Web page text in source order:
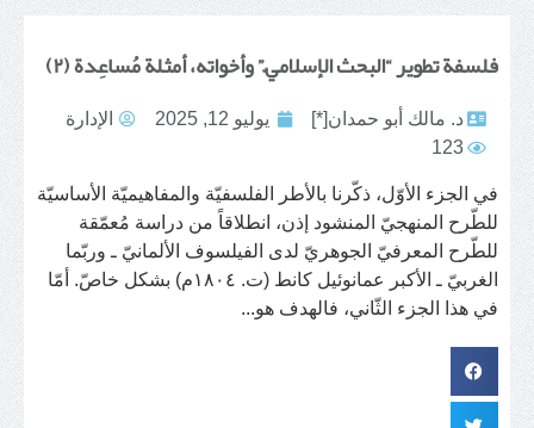
فلسفة تطوير “البحث الإسلاميّ” وأخواته، أمثلة مُساعِدة (٢)
د. مالك أبو حمدان[*] يوليو 12, 2025
الإدارة
123
في الجزء الأوّل، ذكّرنا بالأطر الفلسفيّة والمفاهيميّة الأساسيّة
للطّرح المنهجيّ المنشود إذن، انطلاقاً من دراسة مُعمّقة
للطّرح المعرفيّ الجوهريّ لدى الفيلسوف الألمانيّ ـ وربّما
الغربيّ ـ الأكبر عمانوئيل كانط (ت. ١٨٠٤م) بشكل خاصّ. أمّا
في هذا الجزء الثّاني، فالهدف هو...